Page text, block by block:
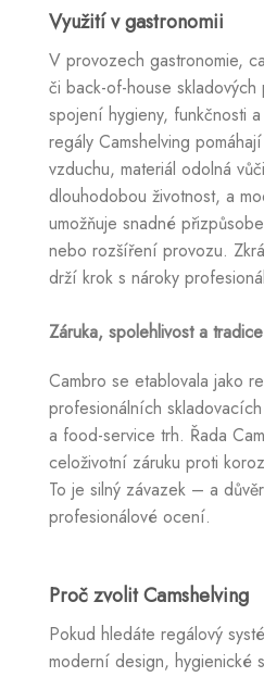
Využití v gastronomii
V provozech gastronomie,
či back-of-house
spojení hygieny, funkčnosti
regály Camshelving
vzduchu, materiál odolná
dlouhodobou životnost, a
umožňuje snadné
nebo rozšíření provozu.
drží krok s nároky
Záruka, spolehlivost a
Cambro se etablovala jako
profesionálních
a food-service trh. Řada
celoživotní záruku proti
To je silný závazek – a
profesionálové ocení.
Proč zvolit Camshelving
Pokud hledáte regálový
moderní design, hygienické